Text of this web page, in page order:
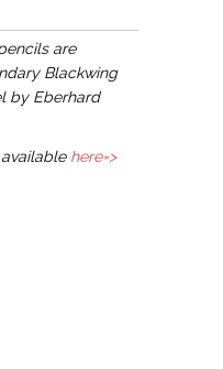
are
Blackwing
by Eberhard
here=>